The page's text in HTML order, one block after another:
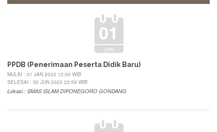
01
JAN
PPDB (Penerimaan Peserta Didik Baru)
MULAI : 01 JAN 2023 12:00 WIB
SELESAI : 30 JUN 2023 23:59 WIB
Lokasi : SMAS ISLAM DIPONEGORO GONDANG